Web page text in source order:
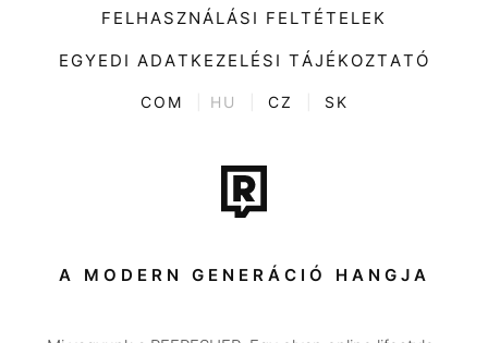
Divat
Kultúra
ENTR
Tech-Tudomány
Sport
Társadalom
FELHASZNÁLÁSI FELTÉTELEK
EGYEDI ADATKEZELÉSI TÁJÉKOZTATÓ
COM HU CZ SK
A MODERN GENERÁCIÓ HANGJA